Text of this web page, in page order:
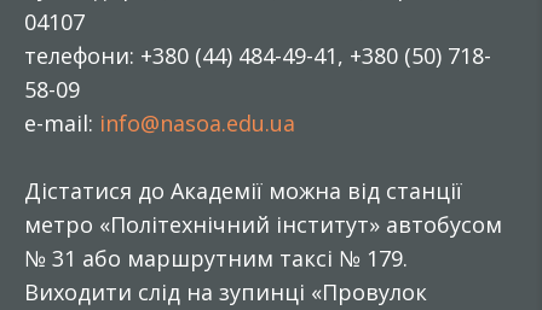
04107
телефони: +380 (44) 484-49-41, +380 (50) 718-
58-09
e-mail: info@nasoa.edu.ua
Дістатися до Академії можна від станції
метро «Політехнічний інститут» автобусом
№ 31 або маршрутним таксі № 179.
Виходити слід на зупинці «Провулок